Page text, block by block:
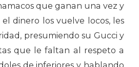
que ganan una vez y
dinero los vuelve locos, les
presumiendo su Gucci y
que le faltan al respeto a